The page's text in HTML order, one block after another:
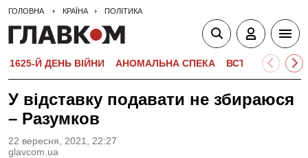
ГОЛОВНА КРАЇНА ПОЛІТИКА
1625-Й ДЕНЬ ВІЙНИ АНОМАЛЬНА СПЕКА ВСТУПНА
У відставку подавати не збираюся
– Разумков
22 вересня, 2021, 22:27
glavcom.ua